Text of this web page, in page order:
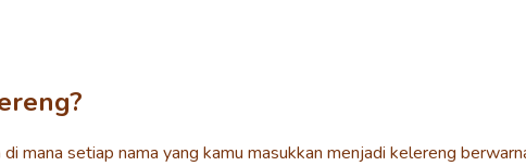
mana setiap nama yang kamu masukkan menjadi kelereng